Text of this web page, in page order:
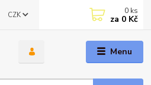
Menu
CZK 0 ks
za 0 Kč